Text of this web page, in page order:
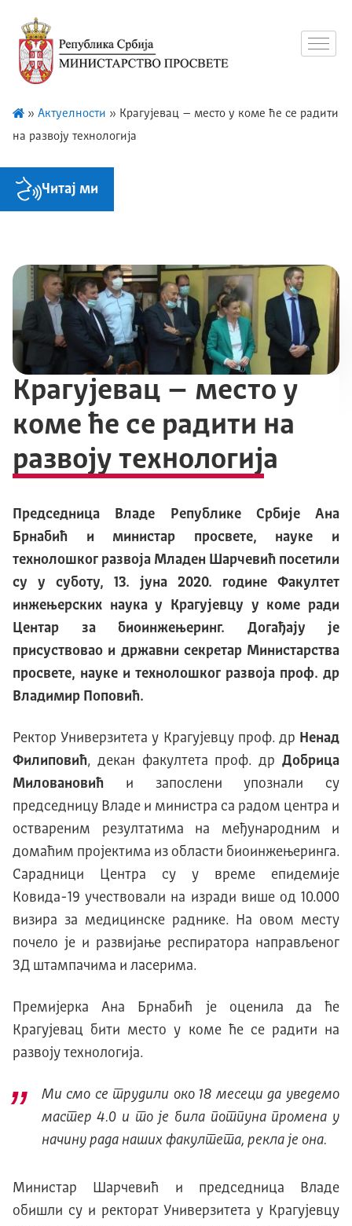
» Актуелности » Крагујевац – место у коме ће се радити
на развоју технологија
Читај ми
Крагујевац – место у
коме ће се радити на
развоју технологија
Председница Владе Републике Србије Ана
Брнабић и министар просвете, науке и
технолошког развоја Младен Шарчевић посетили
су у суботу, 13. јуна 2020. године Факултет
инжењерских наука у Крагујевцу у коме ради
Центар за биоинжењеринг. Догађају је
присуствовао и државни секретар Министарства
просвете, науке и технолошког развоја проф. др
Владимир Поповић.
Ректор Универзитета у Крагујевцу проф. др Ненад
Филиповић, декан факултета проф. др Добрица
Миловановић и запослени упознали су
председницу Владе и министра са радом центра и
оствареним резултатима на међународним и
домаћим пројектима из области биоинжењеринга.
Сарадници Центра су у време епидемије
Ковида-19 учествовали на изради више од 10.000
визира за медицинске раднике. На овом месту
почело је и развијање респиратора направљеног
3Д штампачима и ласерима.
Премијерка Ана Брнабић је оценила да ће
Крагујевац бити место у коме ће се радити на
развоју технологија.
Ми смо се трудили око 18 месеци да уведемо
мастер 4.0 и то је била потпуна промена у
начину рада наших факултета, рекла је она.
Министар Шарчевић и председница Владе
обишли су и ректорат Универзитета у Крагујевцу